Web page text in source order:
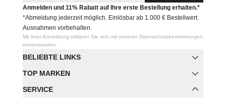
BELIEBTE LINKS
TOP MARKEN
SERVICE
Anmelden und 11% Rabatt auf Ihre erste Bestellung erhalten.*
*Abmeldung jederzeit möglich. Einlösbar ab 1.000 € Bestellwert.
Ausnahmen vorbehalten.
Mit Ihrer Anmeldung erklären Sie sich mit unseren Datenschutzbestimmungen
einverstanden.